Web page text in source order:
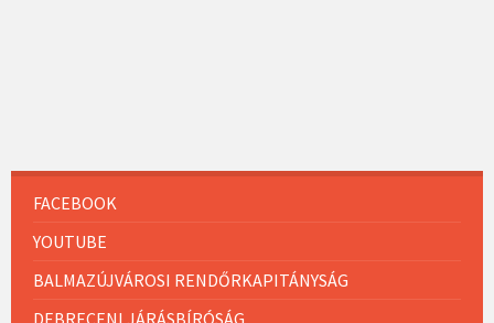
FACEBOOK
YOUTUBE
BALMAZÚJVÁROSI RENDŐRKAPITÁNYSÁG
DEBRECENI JÁRÁSBÍRÓSÁG